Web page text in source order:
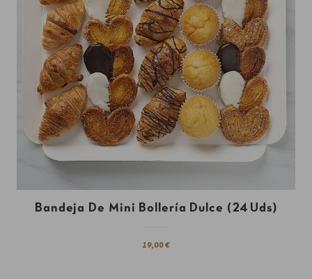
Bandeja De Mini Bollería Dulce (24 Uds)
19,00 €